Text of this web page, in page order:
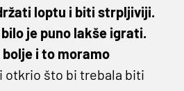
loptu i biti strpljiviji.
je puno lakše igrati.
i to moramo
otkrio što bi trebala biti